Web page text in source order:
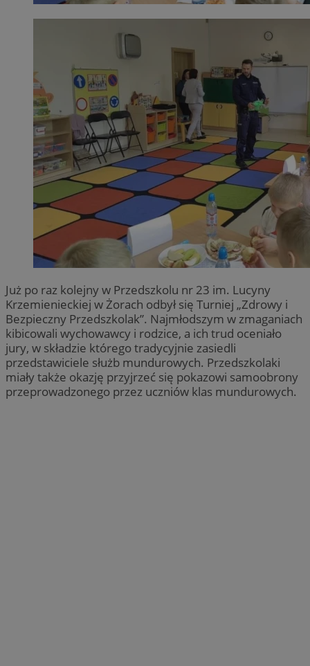
Już po raz kolejny w Przedszkolu nr 23 im. Lucyny
Krzemienieckiej w Żorach odbył się Turniej „Zdrowy i
Bezpieczny Przedszkolak”. Najmłodszym w zmaganiach
kibicowali wychowawcy i rodzice, a ich trud oceniało
jury, w składzie którego tradycyjnie zasiedli
przedstawiciele służb mundurowych. Przedszkolaki
miały także okazję przyjrzeć się pokazowi samoobrony
przeprowadzonego przez uczniów klas mundurowych.